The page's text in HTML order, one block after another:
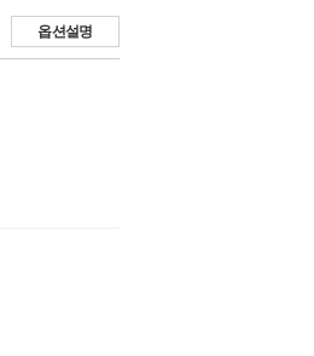
옵션설명